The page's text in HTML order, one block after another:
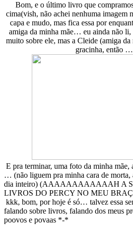
Bom, e o último livro que
cima(vish, não achei nenhuma imagem
capa e mudo, mas fica essa por
amiga da minha mãe… eu ainda não li,
muito sobre ele, mas a Cleide (amiga
gracinha, então
E pra terminar, uma foto da minha mãe,
… (não liguem pra minha cara de morta,
dia inteiro) (AAAAAAAAAAAAH A
LIVROS DO PERCY NO MEU
kkk, bom, por hoje é só… talvez essa
falando sobre livros, falando dos meus
poovos e povaas *-*